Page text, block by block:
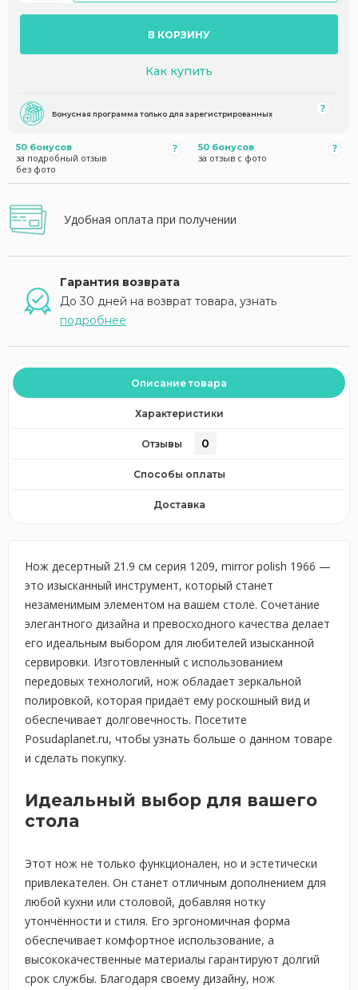
В КОРЗИНУ
Как купить
Бонусная программа только для зарегистрированных
50 бонусов
за подробный отзыв
без фото
50 бонусов
за отзыв с фото
Удобная оплата при получении
Гарантия возврата
До 30 дней на возврат товара, узнать
подробнее
Описание товара
Характеристики
Отзывы 0
Способы оплаты
Доставка
Нож десертный 21.9 см серия 1209, mirror polish 1966 —
это изысканный инструмент, который станет
незаменимым элементом на вашем столе. Сочетание
элегантного дизайна и превосходного качества делает
его идеальным выбором для любителей изысканной
сервировки. Изготовленный с использованием
передовых технологий, нож обладает зеркальной
полировкой, которая придаёт ему роскошный вид и
обеспечивает долговечность. Посетите
Posudaplanet.ru, чтобы узнать больше о данном товаре
и сделать покупку.
Идеальный выбор для вашего
стола
Этот нож не только функционален, но и эстетически
привлекателен. Он станет отличным дополнением для
любой кухни или столовой, добавляя нотку
утончённости и стиля. Его эргономичная форма
обеспечивает комфортное использование, а
высококачественные материалы гарантируют долгий
срок службы. Благодаря своему дизайну, нож